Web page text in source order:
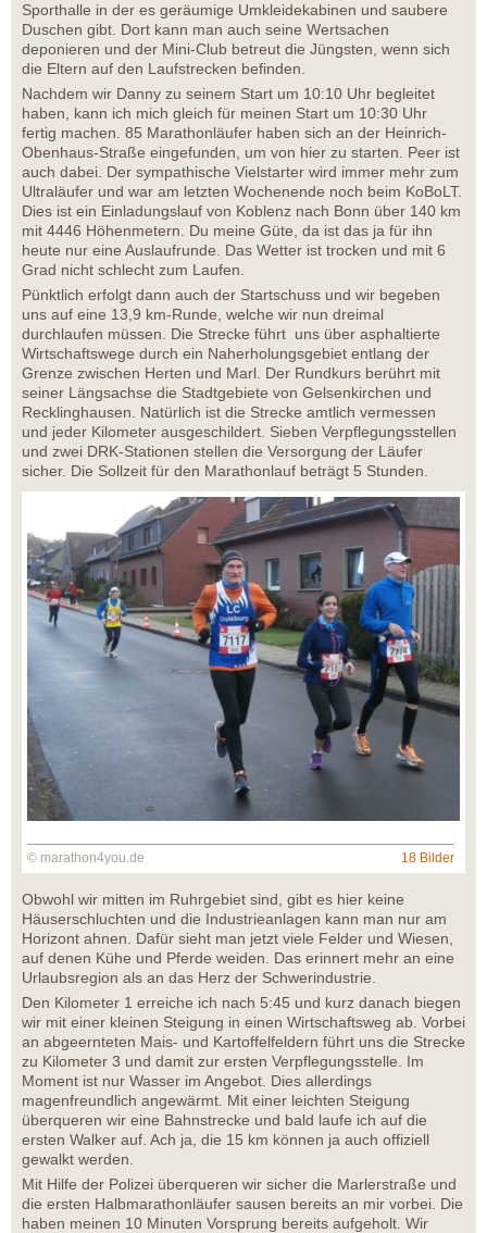
Sporthalle in der es geräumige Umkleidekabinen und saubere
Duschen gibt. Dort kann man auch seine Wertsachen
deponieren und der Mini-Club betreut die Jüngsten, wenn sich
die Eltern auf den Laufstrecken befinden.
Nachdem wir Danny zu seinem Start um 10:10 Uhr begleitet
haben, kann ich mich gleich für meinen Start um 10:30 Uhr
fertig machen. 85 Marathonläufer haben sich an der Heinrich-
Obenhaus-Straße eingefunden, um von hier zu starten. Peer ist
auch dabei. Der sympathische Vielstarter wird immer mehr zum
Ultraläufer und war am letzten Wochenende noch beim KoBoLT.
Dies ist ein Einladungslauf von Koblenz nach Bonn über 140 km
mit 4446 Höhenmetern. Du meine Güte, da ist das ja für ihn
heute nur eine Auslaufrunde. Das Wetter ist trocken und mit 6
Grad nicht schlecht zum Laufen.
Pünktlich erfolgt dann auch der Startschuss und wir begeben
uns auf eine 13,9 km-Runde, welche wir nun dreimal
durchlaufen müssen. Die Strecke führt uns über asphaltierte
Wirtschaftswege durch ein Naherholungsgebiet entlang der
Grenze zwischen Herten und Marl. Der Rundkurs berührt mit
seiner Längsachse die Stadtgebiete von Gelsenkirchen und
Recklinghausen. Natürlich ist die Strecke amtlich vermessen
und jeder Kilometer ausgeschildert. Sieben Verpflegungsstellen
und zwei DRK-Stationen stellen die Versorgung der Läufer
sicher. Die Sollzeit für den Marathonlauf beträgt 5 Stunden.
© marathon4you.de 18 Bilder
Obwohl wir mitten im Ruhrgebiet sind, gibt es hier keine
Häuserschluchten und die Industrieanlagen kann man nur am
Horizont ahnen. Dafür sieht man jetzt viele Felder und Wiesen,
auf denen Kühe und Pferde weiden. Das erinnert mehr an eine
Urlaubsregion als an das Herz der Schwerindustrie.
Den Kilometer 1 erreiche ich nach 5:45 und kurz danach biegen
wir mit einer kleinen Steigung in einen Wirtschaftsweg ab. Vorbei
an abgeernteten Mais- und Kartoffelfeldern führt uns die Strecke
zu Kilometer 3 und damit zur ersten Verpflegungsstelle. Im
Moment ist nur Wasser im Angebot. Dies allerdings
magenfreundlich angewärmt. Mit einer leichten Steigung
überqueren wir eine Bahnstrecke und bald laufe ich auf die
ersten Walker auf. Ach ja, die 15 km können ja auch offiziell
gewalkt werden.
Mit Hilfe der Polizei überqueren wir sicher die Marlerstraße und
die ersten Halbmarathonläufer sausen bereits an mir vorbei. Die
haben meinen 10 Minuten Vorsprung bereits aufgeholt. Wir